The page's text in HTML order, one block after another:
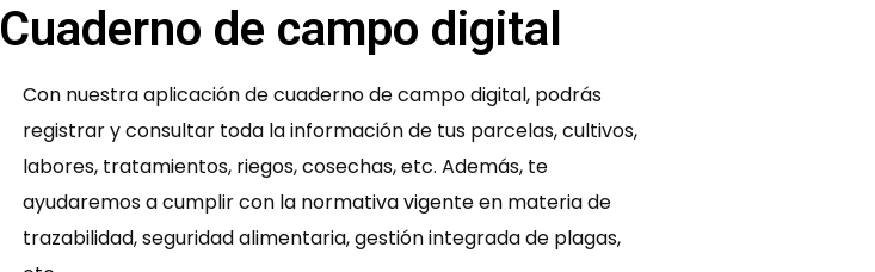
Cuaderno de campo digital
Con nuestra aplicación de cuaderno de campo digital, podrás
registrar y consultar toda la información de tus parcelas, cultivos,
labores, tratamientos, riegos, cosechas, etc. Además, te
ayudaremos a cumplir con la normativa vigente en materia de
trazabilidad, seguridad alimentaria, gestión integrada de plagas,